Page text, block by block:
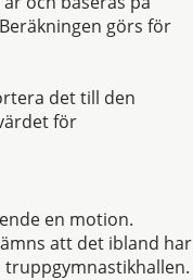
görs för
det till den
för
en motion.
att det ibland har
truppgymnastikhallen.